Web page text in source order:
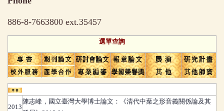
886-8-7663800 ext.35457
選單查詢
2013
陳志峰 ， 國立臺灣大學博士論文：《清代中葉之形音義關係論及其